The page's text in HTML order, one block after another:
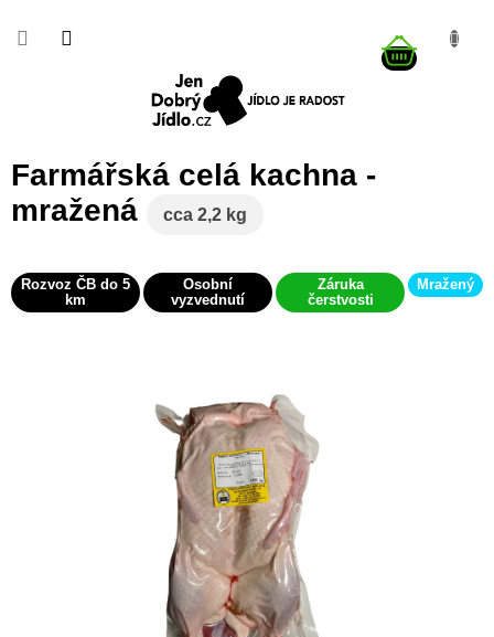
obsah
Farmářská celá kachna -
mražená
cca 2,2 kg
Rozvoz ČB do 5
km
Osobní
vyzvednutí
Záruka
čerstvosti
Mražený